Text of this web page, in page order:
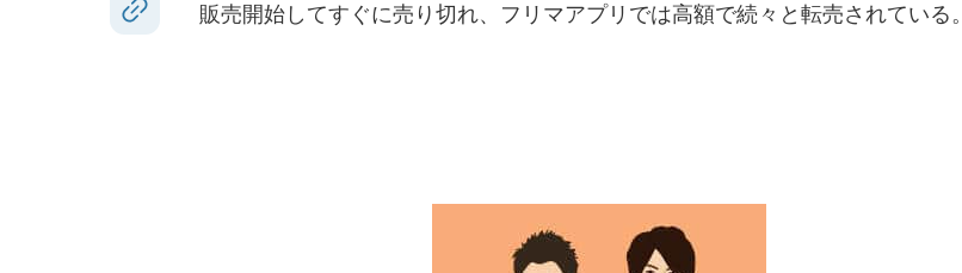
販売開始してすぐに売り切れ、フリマアプリでは高額で続々と転売されている。